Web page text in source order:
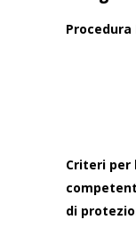
Criteri per
di